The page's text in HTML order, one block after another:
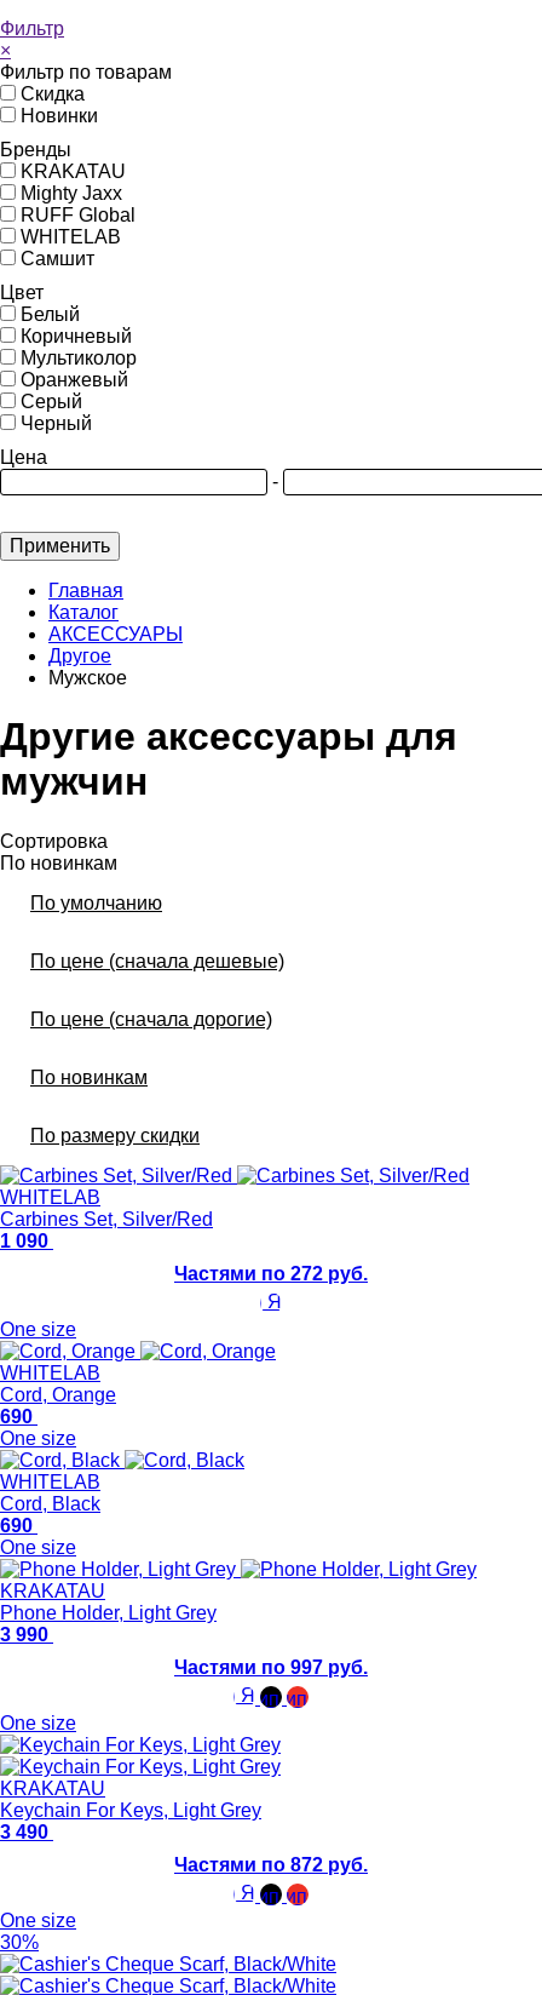
Фильтр
×
Фильтр по товарам
Скидка
Новинки
Бренды
KRAKATAU
Mighty Jaxx
RUFF Global
WHITELAB
Самшит
Цвет
Белый
Коричневый
Мультиколор
Оранжевый
Серый
Черный
Цена
-
Применить
Главная
Каталог
АКСЕССУАРЫ
Другое
Мужское
Другие аксессуары для
мужчин
Сортировка
По новинкам
По умолчанию
По цене (сначала дешевые)
По цене (сначала дорогие)
По новинкам
По размеру скидки
WHITELAB
Carbines Set, Silver/Red
1 090
Частями по 272 руб.
One size
WHITELAB
Cord, Orange
690
One size
WHITELAB
Cord, Black
690
One size
KRAKATAU
Phone Holder, Light Grey
3 990
Частями по 997 руб.
One size
KRAKATAU
Keychain For Keys, Light Grey
3 490
Частями по 872 руб.
One size
30%